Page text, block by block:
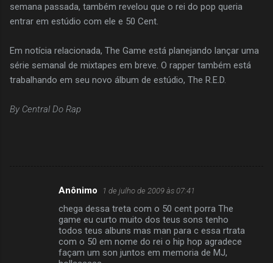
semana passada, também revelou que o rei do pop queria
entrar em estúdio com ele e 50 Cent.
Em notícia relacionada, The Game está planejando lançar uma
série semanal de mixtapes em breve. O rapper também está
trabalhando em seu novo álbum de estúdio, The R.E.D.
By Central Do Rap
Anônimo 1 de julho de 2009 às 07:41
chega dessa treta com o 50 cent porra The
game eu curto muito dos teus sons tenho
todos teus albuns mas man para c essa rtrata
com o 50 em nome do rei o hip hop agradece
façam um son juntos em memoria de MJ,